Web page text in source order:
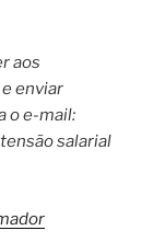
aos
enviar
o e-mail:
salarial